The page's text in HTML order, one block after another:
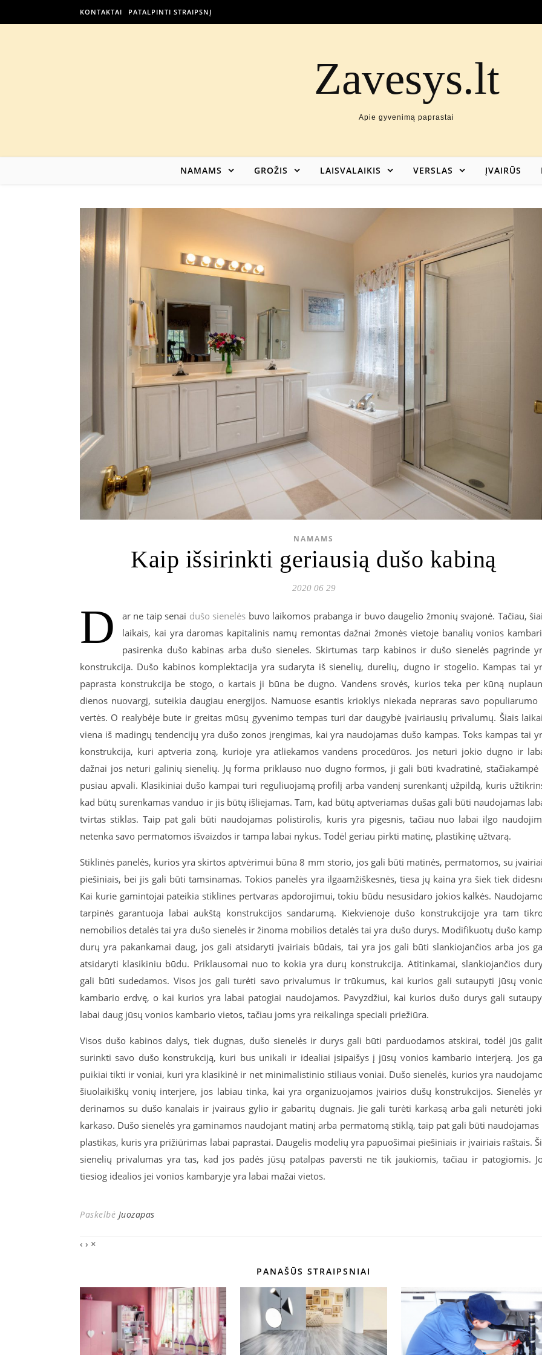
KONTAKTAI PATALPINTI STRAIPSNĮ
Zavesys.lt
Apie gyvenimą paprastai
NAMAMS GROŽIS LAISVALAIKIS VERSLAS ĮVAIRŪS
NAMAMS
Kaip išsirinkti geriausią dušo kabiną
2020 06 29
D ar ne taip senai dušo sienelės buvo laikomos prabanga ir buvo daugelio žmonių svajonė. Tačiau,
laikais, kai yra daromas kapitalinis namų remontas dažnai žmonės vietoje banalių vonios
pasirenka dušo kabinas arba dušo sieneles. Skirtumas tarp kabinos ir dušo sienelės pagrinde
konstrukcija. Dušo kabinos komplektacija yra sudaryta iš sienelių, durelių, dugno ir stogelio. Kampas tai
paprasta konstrukcija be stogo, o kartais ji būna be dugno. Vandens srovės, kurios teka per kūną
dienos nuovargį, suteikia daugiau energijos. Namuose esantis krioklys niekada nepraras savo populiarumo
vertės. O realybėje bute ir greitas mūsų gyvenimo tempas turi dar daugybė įvairiausių privalumų. Šiais
viena iš madingų tendencijų yra dušo zonos įrengimas, kai yra naudojamas dušo kampas. Toks kampas tai
konstrukcija, kuri aptveria zoną, kurioje yra atliekamos vandens procedūros. Jos neturi jokio dugno ir
dažnai jos neturi galinių sienelių. Jų forma priklauso nuo dugno formos, ji gali būti kvadratinė, stačiakampė
pusiau apvali. Klasikiniai dušo kampai turi reguliuojamą profilį arba vandenį surenkantį užpildą, kuris
kad būtų surenkamas vanduo ir jis būtų išliejamas. Tam, kad būtų aptveriamas dušas gali būti naudojamas
tvirtas stiklas. Taip pat gali būti naudojamas polistirolis, kuris yra pigesnis, tačiau nuo labai ilgo
netenka savo permatomos išvaizdos ir tampa labai nykus. Todėl geriau pirkti matinę, plastikinę užtvarą.
Stiklinės panelės, kurios yra skirtos aptvėrimui būna 8 mm storio, jos gali būti matinės, permatomos, su
piešiniais, bei jis gali būti tamsinamas. Tokios panelės yra ilgaamžiškesnės, tiesa jų kaina yra šiek tiek
Kai kurie gamintojai pateikia stiklines pertvaras apdorojimui, tokiu būdu nesusidaro jokios kalkės.
tarpinės garantuoja labai aukštą konstrukcijos sandarumą. Kiekvienoje dušo konstrukcijoje yra tam
nemobilios detalės tai yra dušo sienelės ir žinoma mobilios detalės tai yra dušo durys. Modifikuotų dušo
durų yra pakankamai daug, jos gali atsidaryti įvairiais būdais, tai yra jos gali būti slankiojančios arba jos
atsidaryti klasikiniu būdu. Priklausomai nuo to kokia yra durų konstrukcija. Atitinkamai, slankiojančios
gali būti sudedamos. Visos jos gali turėti savo privalumus ir trūkumus, kai kurios gali sutaupyti jūsų
kambario erdvę, o kai kurios yra labai patogiai naudojamos. Pavyzdžiui, kai kurios dušo durys gali
labai daug jūsų vonios kambario vietos, tačiau joms yra reikalinga speciali priežiūra.
Visos dušo kabinos dalys, tiek dugnas, dušo sienelės ir durys gali būti parduodamos atskirai, todėl jūs
surinkti savo dušo konstrukciją, kuri bus unikali ir idealiai įsipaišys į jūsų vonios kambario interjerą. Jos
puikiai tikti ir voniai, kuri yra klasikinė ir net minimalistinio stiliaus voniai. Dušo sienelės, kurios yra
šiuolaikiškų vonių interjere, jos labiau tinka, kai yra organizuojamos įvairios dušų konstrukcijos. Sienelės
derinamos su dušo kanalais ir įvairaus gylio ir gabaritų dugnais. Jie gali turėti karkasą arba gali neturėti
karkaso. Dušo sienelės yra gaminamos naudojant matinį arba permatomą stiklą, taip pat gali būti naudojamas
plastikas, kuris yra prižiūrimas labai paprastai. Daugelis modelių yra papuošimai piešiniais ir įvairiais raštais.
sienelių privalumas yra tas, kad jos padės jūsų patalpas paversti ne tik jaukiomis, tačiau ir patogiomis.
tiesiog idealios jei vonios kambaryje yra labai mažai vietos.
Paskelbė Juozapas
‹ › ×
PANAŠŪS STRAIPSNIAI